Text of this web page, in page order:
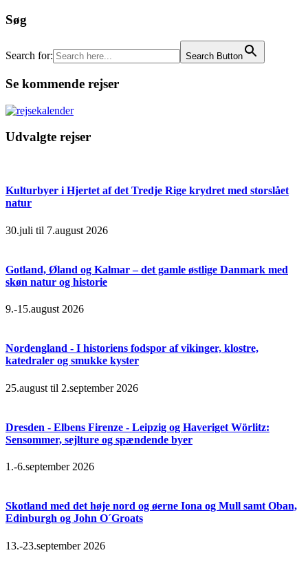
Søg
Search for: Search Button
Se kommende rejser
Udvalgte rejser
Kulturbyer i Hjertet af det Tredje Rige krydret med storslået
natur
30.juli til 7.august 2026
Gotland, Øland og Kalmar – det gamle østlige Danmark med
skøn natur og historie
9.-15.august 2026
Nordengland - I historiens fodspor af vikinger, klostre,
katedraler og smukke kyster
25.august til 2.september 2026
Dresden - Elbens Firenze - Leipzig og Haveriget Wörlitz:
Sensommer, sejlture og spændende byer
1.-6.september 2026
Skotland med det høje nord og øerne Iona og Mull samt Oban,
Edinburgh og John O´Groats
13.-23.september 2026